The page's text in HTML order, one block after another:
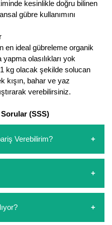
kesinlikle doğru bilinen
gübre kullanımını
en ideal gübreleme organik
olasılıkları yok
kg olacak şekilde solucan
kışın, bahar ve yaz
verebilirsiniz.
(SSS)
Verebilirim?
bizi arayarak veya
isteklerinizi yazarak sipariş
havale/eft veya sipariş
siparişlerinizde
Lira altında kalan